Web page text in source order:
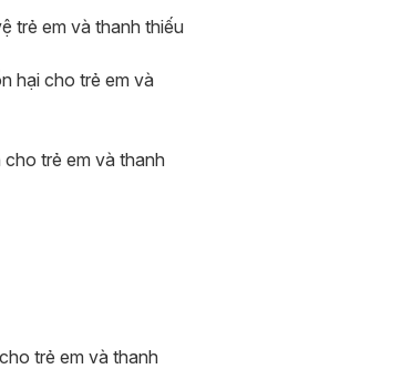
trẻ em và thanh thiếu
hại cho trẻ em và
trẻ em và thanh
trẻ em và thanh